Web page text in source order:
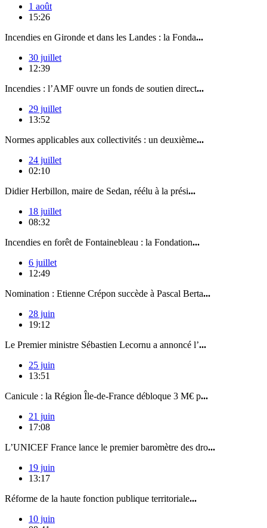
1 août
15:26
Incendies en Gironde et dans les Landes : la Fonda...
30 juillet
12:39
Incendies : l’AMF ouvre un fonds de soutien direct...
29 juillet
13:52
Normes applicables aux collectivités : un deuxième...
24 juillet
02:10
Didier Herbillon, maire de Sedan, réélu à la prési...
18 juillet
08:32
Incendies en forêt de Fontainebleau : la Fondation...
6 juillet
12:49
Nomination : Etienne Crépon succède à Pascal Berta...
28 juin
19:12
Le Premier ministre Sébastien Lecornu a annoncé l’...
25 juin
13:51
Canicule : la Région Île-de-France débloque 3 M€ p...
21 juin
17:08
L’UNICEF France lance le premier baromètre des dro...
19 juin
13:17
Réforme de la haute fonction publique territoriale...
10 juin